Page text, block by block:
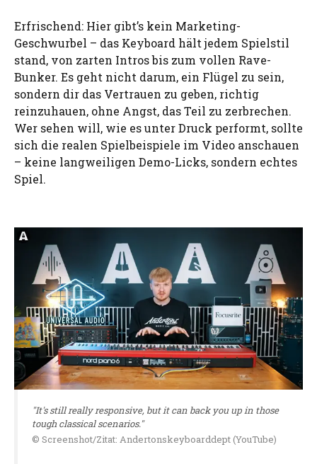
Erfrischend: Hier gibt’s kein Marketing-
Geschwurbel – das Keyboard hält jedem Spielstil
stand, von zarten Intros bis zum vollen Rave-
Bunker. Es geht nicht darum, ein Flügel zu sein,
sondern dir das Vertrauen zu geben, richtig
reinzuhauen, ohne Angst, das Teil zu zerbrechen.
Wer sehen will, wie es unter Druck performt, sollte
sich die realen Spielbeispiele im Video anschauen
– keine langweiligen Demo-Licks, sondern echtes
Spiel.
"It's still really responsive, but it can back you up in those
tough classical scenarios."
© Screenshot/Zitat: Andertonskeyboarddept (YouTube)